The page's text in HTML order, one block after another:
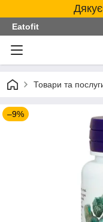
Eatofit
Товари та
–9%